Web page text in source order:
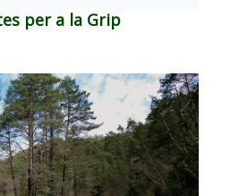
per a la Grip